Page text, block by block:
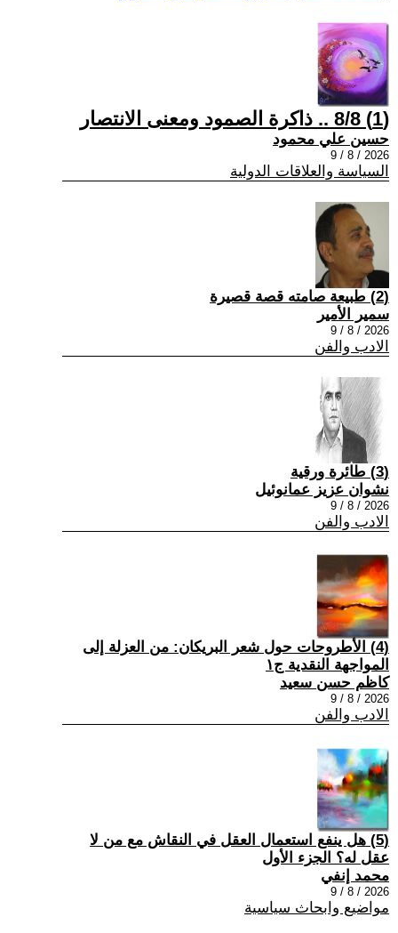
(1) 8/8 .. ذاكرة الصمود ومعنى الانتصار
حسين علي محمود
2026 / 8 / 9
السياسة والعلاقات الدولية
(2) طبيعة صامته قصة قصيرة
سمير الأمير
2026 / 8 / 9
الادب والفن
(3) طائرة ورقية
نشوان عزيز عمانوئيل
2026 / 8 / 9
الادب والفن
(4) الأطروحات حول شعر البريكان: من العزلة إلى
المواجهة النقدية ج١
كاظم حسن سعيد
2026 / 8 / 9
الادب والفن
(5) هل ينفع استعمال العقل في النقاش مع من لا
عقل له؟ الجزء الأول
محمد إنفي
2026 / 8 / 9
مواضيع وابحاث سياسية